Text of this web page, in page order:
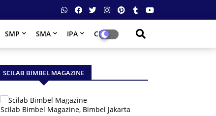
SMP SMA IPA CPNS
SCILAB BIMBEL MAGAZINE
Scilab Bimbel Magazine, Bimbel Jakarta